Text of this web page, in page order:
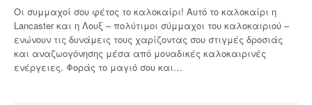
Οι συμμαχοί σου φέτος το καλοκαίρι! Αυτό το καλοκαίρι η
Lancaster και η Λουξ – πολύτιμοι σύμμαχοι του καλοκαιριού –
ενώνουν τις δυνάμεις τους χαρίζοντας σου στιγμές δροσιάς
και αναζωογόνησης μέσα από μοναδικές καλοκαιρινές
ενέργειες. Φοράς το μαγιό σου και…